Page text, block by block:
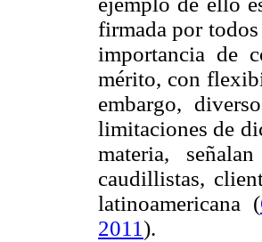
firmada por todos
importancia de
mérito, con
embargo,
limitaciones de
materia,
caudillistas,
latinoamericana (
2011).